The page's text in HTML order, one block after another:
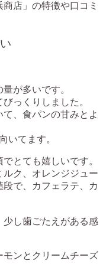
商店」の特徴や口コミ
が多いです。
っくりしました。
、食パンの甘みとよ
いてます。
とても嬉しいです。
ルク、オレンジジュー
で、カフェラテ、カ
し歯ごたえがある感
ンとクリームチーズ